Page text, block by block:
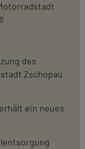
des
Zschopau
ein neues